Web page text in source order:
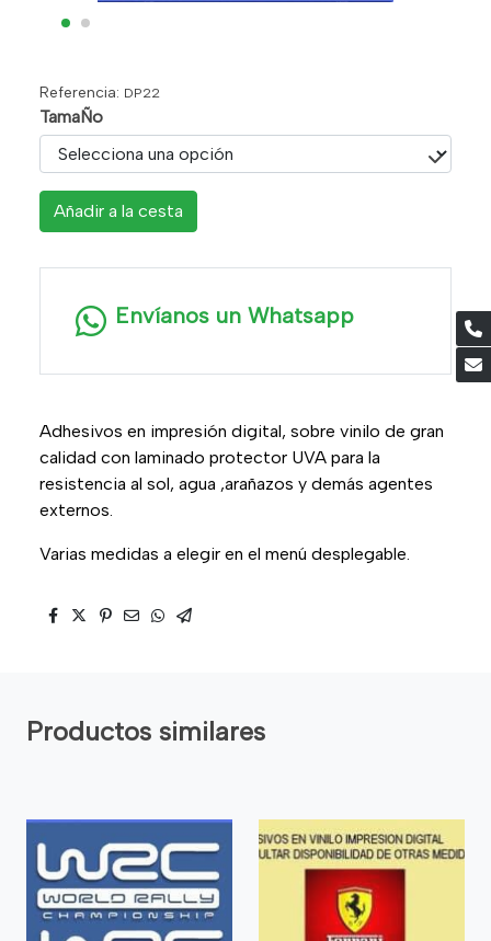
Referencia: DP22
TamaÑo
Añadir a la cesta
Envíanos un Whatsapp
Adhesivos en impresión digital, sobre vinilo de gran
calidad con laminado protector UVA para la
resistencia al sol, agua ,arañazos y demás agentes
externos.
Varias medidas a elegir en el menú desplegable.
Productos similares